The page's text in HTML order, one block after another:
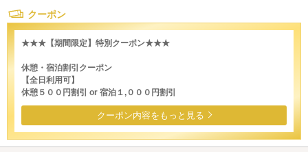
クーポン
★★★【期間限定】特別クーポン★★★
休憩・宿泊割引クーポン
【全日利用可】
休憩５００円割引 or 宿泊１,０００円割引
クーポン内容をもっと見る